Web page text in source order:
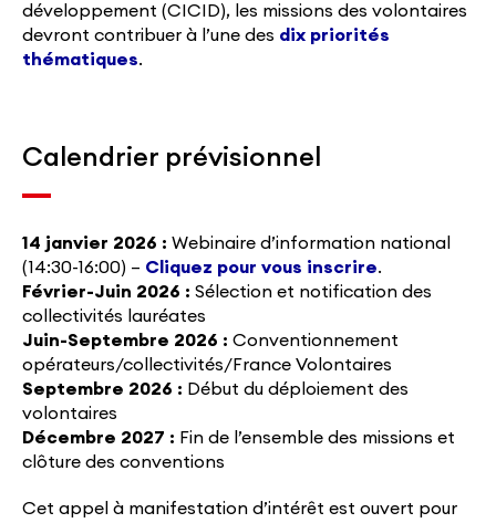
développement (CICID), les missions des volontaires
devront contribuer à l’une des dix priorités
thématiques.
Calendrier prévisionnel
14 janvier 2026 : Webinaire d’information national
(14:30-16:00) – Cliquez pour vous inscrire.
Février-Juin 2026 : Sélection et notification des
collectivités lauréates
Juin-Septembre 2026 : Conventionnement
opérateurs/collectivités/France Volontaires
Septembre 2026 : Début du déploiement des
volontaires
Décembre 2027 : Fin de l’ensemble des missions et
clôture des conventions
Cet appel à manifestation d’intérêt est ouvert pour